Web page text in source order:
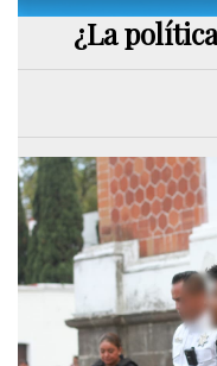
¿La